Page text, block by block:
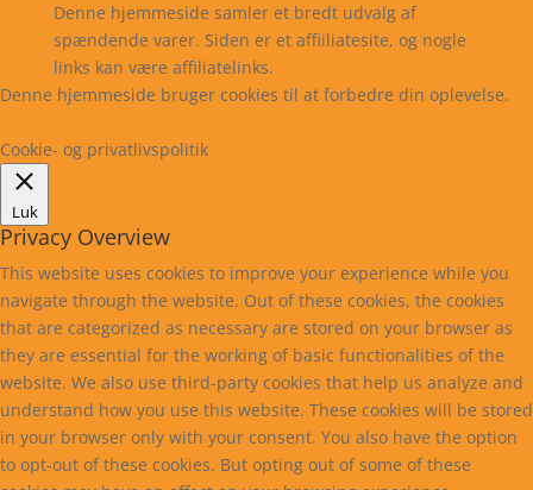
Denne hjemmeside samler et bredt udvalg af
spændende varer. Siden er et affiiliatesite, og nogle
links kan være affiliatelinks.
Denne hjemmeside bruger cookies til at forbedre din oplevelse.
Cookie- og privatlivspolitik
Luk
Privacy Overview
This website uses cookies to improve your experience while you
navigate through the website. Out of these cookies, the cookies
that are categorized as necessary are stored on your browser as
they are essential for the working of basic functionalities of the
website. We also use third-party cookies that help us analyze and
understand how you use this website. These cookies will be stored
in your browser only with your consent. You also have the option
to opt-out of these cookies. But opting out of some of these